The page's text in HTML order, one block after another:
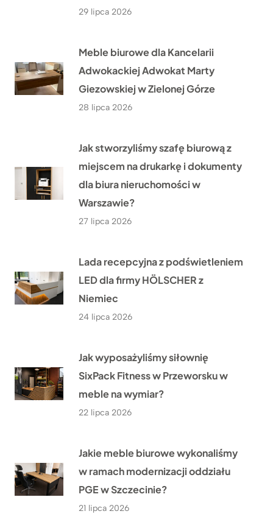
29 lipca 2026
Meble biurowe dla Kancelarii
Adwokackiej Adwokat Marty
Giezowskiej w Zielonej Górze
28 lipca 2026
Jak stworzyliśmy szafę biurową z
miejscem na drukarkę i dokumenty
dla biura nieruchomości w
Warszawie?
27 lipca 2026
Lada recepcyjna z podświetleniem
LED dla firmy HÖLSCHER z
Niemiec
24 lipca 2026
Jak wyposażyliśmy siłownię
SixPack Fitness w Przeworsku w
meble na wymiar?
22 lipca 2026
Jakie meble biurowe wykonaliśmy
w ramach modernizacji oddziału
PGE w Szczecinie?
21 lipca 2026